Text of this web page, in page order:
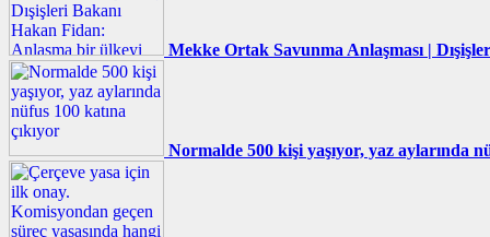
Mekke Ortak Savunma Anlaşması |
Normalde 500 kişi yaşıyor, yaz aylarında